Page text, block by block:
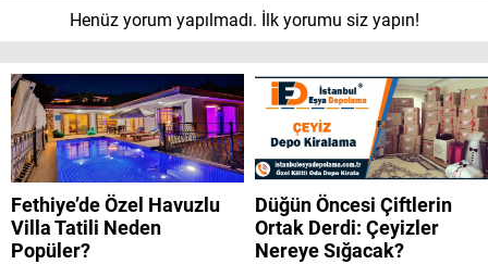
Henüz yorum yapılmadı. İlk yorumu siz yapın!
Fethiye’de Özel Havuzlu
Villa Tatili Neden
Popüler?
Düğün Öncesi Çiftlerin
Ortak Derdi: Çeyizler
Nereye Sığacak?